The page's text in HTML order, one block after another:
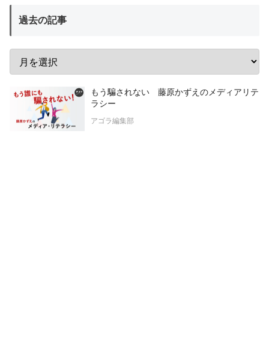
過去の記事
もう騙されない 藤原かずえのメディアリテ
ラシー
アゴラ編集部